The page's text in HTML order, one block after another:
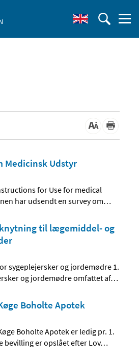
Medicinsk Udstyr
for Use for medical
har udsendt en survey om…
til lægemiddel- og
sygeplejersker og jordemødre 1.
og jordemødre omfattet af…
Boholte Apotek
Boholte Apotek er ledig pr. 1.
bevilling er opslået efter Lov…